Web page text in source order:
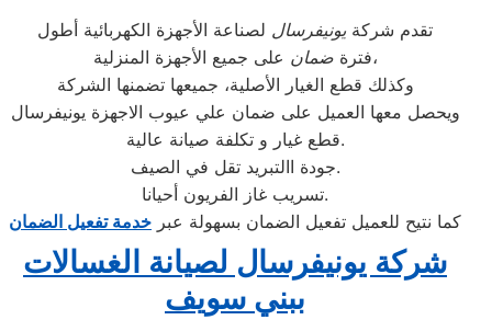
تقدم شركة يونيفرسال لصناعة الأجهزة الكهربائية أطول
فترةضمان
على جميع الأجهزة المنزلية،
وكذلك قطع الغيار الأصلية، جميعها تضمنها الشركة
ويحصل معها العميل على ضمان علي عيوب الاجهزة يونيفرسال
قطع غيار و تكلفة صيانة عالية.
جودة االتبريد تقل في الصيف.
تسريب غاز الفريون أحيانا.
كما نتيح للعميل تفعيل الضمان بسهولة عبر خدمة تفعيل الضمان
شركة يونيفرسال لصيانة الغسالات
ببني سويف